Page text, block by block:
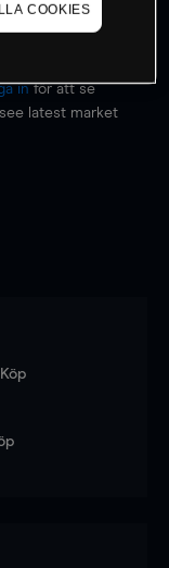
inför att se
latest market
COOKIES